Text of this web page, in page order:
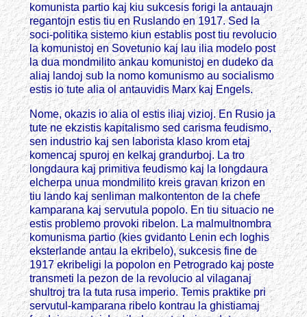
komunista partio kaj kiu sukcesis forigi la antauajn
regantojn estis tiu en Ruslando en 1917. Sed la
soci-politika sistemo kiun establis post tiu revolucio
la komunistoj en Sovetunio kaj lau ilia modelo post
la dua mondmilito ankau komunistoj en dudeko da
aliaj landoj sub la nomo komunismo au socialismo
estis io tute alia ol antauvidis Marx kaj Engels.
Nome, okazis io alia ol estis iliaj vizioj. En Rusio ja
tute ne ekzistis kapitalismo sed carisma feudismo,
sen industrio kaj sen laborista klaso krom etaj
komencaj spuroj en kelkaj grandurboj. La tro
longdaura kaj primitiva feudismo kaj la longdaura
elcherpa unua mondmilito kreis gravan krizon en
tiu lando kaj senliman malkontenton de la chefe
kamparana kaj servutula popolo. En tiu situacio ne
estis problemo provoki ribelon. La malmultnombra
komunisma partio (kies gvidanto Lenin ech loghis
eksterlande antau la ekribelo), sukcesis fine de
1917 ekribeligi la popolon en Petrogrado kaj poste
transmeti la pezon de la revolucio al vilaganaj
shultroj tra la tuta rusa imperio. Temis praktike pri
servutul-kamparana ribelo kontrau la ghistiamaj